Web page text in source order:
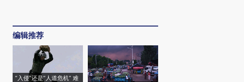
编辑推荐
“入侵”还是“人道危机” 难